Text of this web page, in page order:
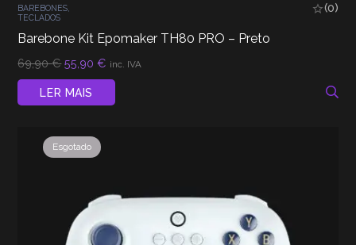
BAREBONES
TECLADOS
(0)
Barebone Kit Epomaker TH80 PRO – Preto
69,90€ O
original
era:
55,90€ O
é:
inc. IVA
LER MAIS
Esgotado